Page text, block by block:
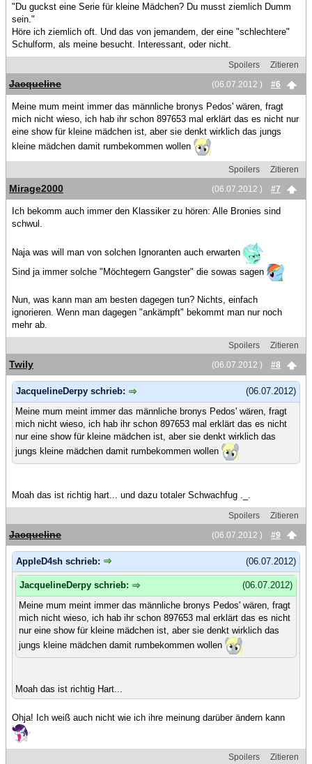
"Du guckst eine Serie für kleine Mädchen? Du musst ziemlich Dumm
sein."
Höre ich ziemlich oft. Und das von jemandem, der eine "schlechtere"
Schulform, als meine besucht. Interessant, oder nicht.
Spoilers
Zitieren
(06.07.2012 )
#6
Jacqueline
Meine mum meint immer das männliche bronys Pedos' wären, fragt
mich nicht wieso, ich hab ihr schon 897653 mal erklärt das es nicht nur
eine show für kleine mädchen ist, aber sie denkt wirklich das jungs
kleine mädchen damit rumbekommen wollen
Spoilers
Zitieren
(06.07.2012 )
#7
Mirage2000
Ich bekomm auch immer den Klassiker zu hören: Alle Bronies sind
schwul.
Naja was will man von solchen Ignoranten auch erwarten
Sind ja immer solche "Möchtegern Gangster" die sowas sagen
Nun, was kann man am besten dagegen tun? Nichts, einfach
ignorieren. Wenn man dagegen "ankämpft" bekommt man nur noch
mehr ab.
Spoilers
Zitieren
(06.07.2012 )
#8
Twily
(06.07.2012)
JacquelineDerpy schrieb:
Meine mum meint immer das männliche bronys Pedos' wären, fragt
mich nicht wieso, ich hab ihr schon 897653 mal erklärt das es nicht
nur eine show für kleine mädchen ist, aber sie denkt wirklich das
jungs kleine mädchen damit rumbekommen wollen
Moah das ist richtig hart... und dazu totaler Schwachfug ._.
Spoilers
Zitieren
(06.07.2012 )
#9
Jacqueline
(06.07.2012)
AppleD4sh schrieb:
(06.07.2012)
JacquelineDerpy schrieb:
Meine mum meint immer das männliche bronys Pedos' wären, fragt
mich nicht wieso, ich hab ihr schon 897653 mal erklärt das es nicht
nur eine show für kleine mädchen ist, aber sie denkt wirklich das
jungs kleine mädchen damit rumbekommen wollen
Moah das ist richtig Hart...
Ohja! Ich weiß auch nicht wie ich ihre meinung darüber ändern kann
Spoilers Zitieren